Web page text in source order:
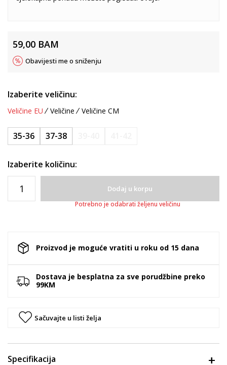
59,00 BAM
Obavijesti me o sniženju
Izaberite veličinu:
Veličine EU Veličine Veličine CM
35-36 37-38
Izaberite količinu:
Dodaj u korpu
Potrebno je odabrati željenu veličinu
Proizvod je moguće vratiti u roku od 15 dana
Dostava je besplatna za sve porudžbine preko
99KM
Sačuvajte u listi želja
Specifikacija